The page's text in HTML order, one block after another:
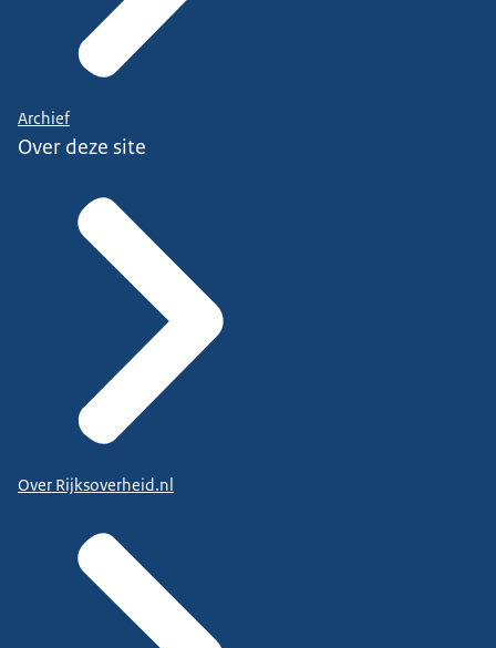
Archief
Over deze site
Over Rijksoverheid.nl